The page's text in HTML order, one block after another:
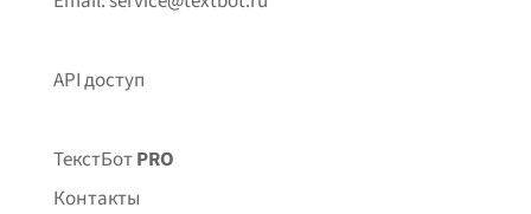
API доступ
ТекстБотPRO
Контакты